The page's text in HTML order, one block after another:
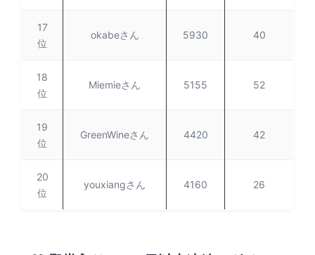
17
位
okabeさん 5930 40
18
位
Miemieさん 5155 52
19
位
GreenWineさん 4420 42
20
位
youxiangさん 4160 26